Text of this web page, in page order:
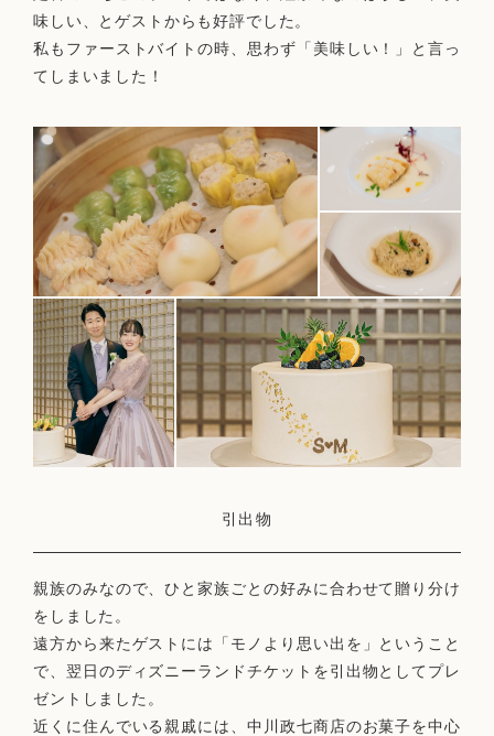
味しい、とゲストからも好評でした。
私もファーストバイトの時、思わず「美味しい！」と言っ
てしまいました！
引出物
親族のみなので、ひと家族ごとの好みに合わせて贈り分け
をしました。
遠方から来たゲストには「モノより思い出を」ということ
で、翌日のディズニーランドチケットを引出物としてプレ
ゼントしました。
近くに住んでいる親戚には、中川政七商店のお菓子を中心